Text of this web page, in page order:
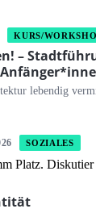
KURS/
–
lebendig
SOZIALES
Platz. Diskutier